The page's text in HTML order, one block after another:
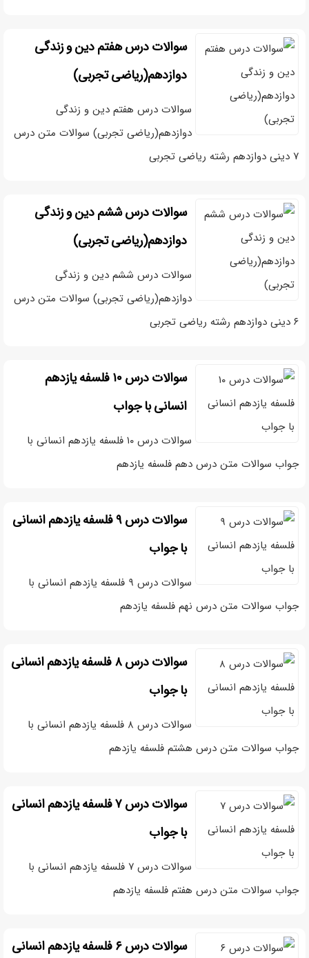
سوالات درس هفتم دین و زندگی
دوازدهم(ریاضی تجربی)
سوالات درس هفتم دین و زندگی
دوازدهم(ریاضی تجربی) سوالات متن درس
۷ دینی دوازدهم رشته ریاضی تجربی
سوالات درس ششم دین و زندگی
دوازدهم(ریاضی تجربی)
سوالات درس ششم دین و زندگی
دوازدهم(ریاضی تجربی) سوالات متن درس
۶ دینی دوازدهم رشته ریاضی تجربی
سوالات درس ۱۰ فلسفه یازدهم
انسانی با جواب
سوالات درس ۱۰ فلسفه یازدهم انسانی با
جواب سوالات متن درس دهم فلسفه یازدهم
سوالات درس ۹ فلسفه یازدهم انسانی
با جواب
سوالات درس ۹ فلسفه یازدهم انسانی با
جواب سوالات متن درس نهم فلسفه یازدهم
سوالات درس ۸ فلسفه یازدهم انسانی
با جواب
سوالات درس ۸ فلسفه یازدهم انسانی با
جواب سوالات متن درس هشتم فلسفه یازدهم
سوالات درس ۷ فلسفه یازدهم انسانی
با جواب
سوالات درس ۷ فلسفه یازدهم انسانی با
جواب سوالات متن درس هفتم فلسفه یازدهم
سوالات درس ۶ فلسفه یازدهم انسانی